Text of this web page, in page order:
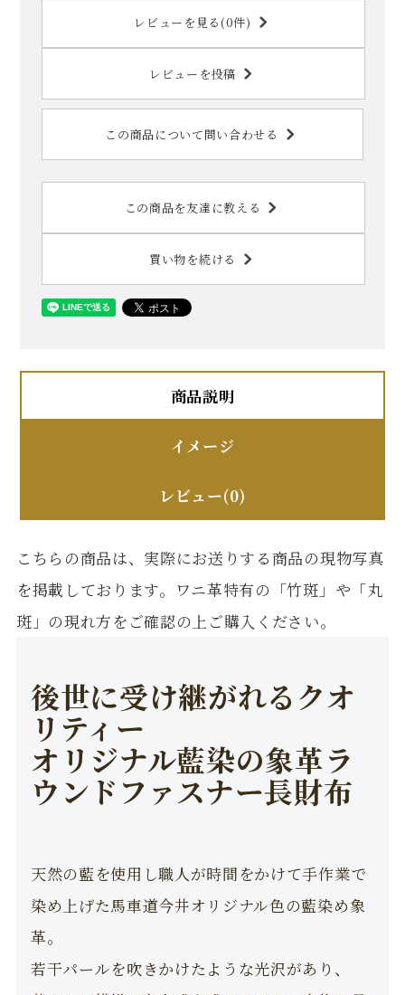
レビューを見る(0件)
レビューを投稿
この商品について問い合わせる
この商品を友達に教える
買い物を続ける
商品説明
イメージ
レビュー(0)
こちらの商品は、実際にお送りする商品の現物写真
を掲載しております。ワニ革特有の「竹斑」や「丸
斑」の現れ方をご確認の上ご購入ください。
後世に受け継がれるクオ
リティー
オリジナル藍染の象革ラ
ウンドファスナー長財布
天然の藍を使用し職人が時間をかけて手作業で
染め上げた馬車道今井オリジナル色の藍染め象
革。
若干パールを吹きかけたような光沢があり、